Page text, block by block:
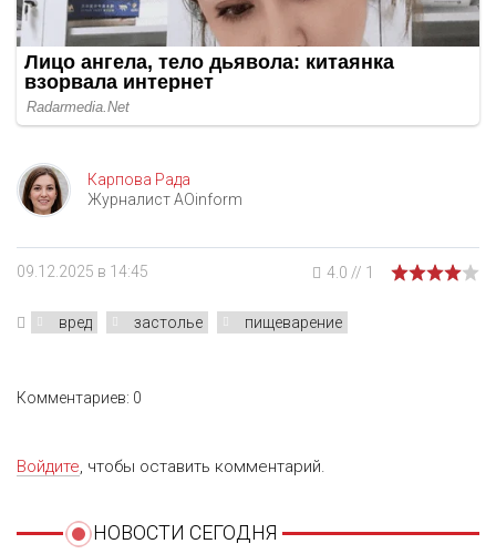
Карпова Рада
Журналист AOinform
09.12.2025 в 14:45 4.0 // 1
вред застолье пищеварение
Комментариев: 0
Войдите, чтобы оставить комментарий.
НОВОСТИ СЕГОДНЯ